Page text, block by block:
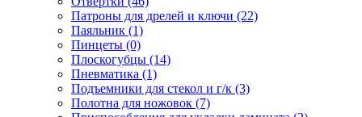
Патроны для дрелей и ключи (22)
Паяльник (1)
Пинцеты (0)
Плоскогубцы (14)
Пневматика (1)
Подъемники для стекол и г/к (3)
Полотна для ножовок (7)